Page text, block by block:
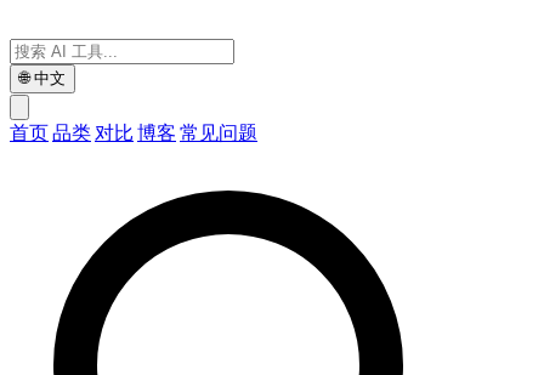
🌐中文
首页品类对比 博客 常见问题